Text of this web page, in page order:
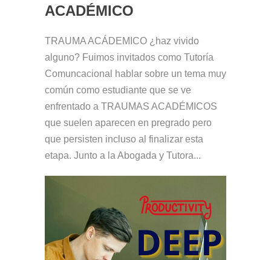
ACADÉMICO
TRAUMA ACÁDEMICO ¿haz vivido
alguno? Fuimos invitados como Tutoría
Comuncacional hablar sobre un tema muy
común como estudiante que se ve
enfrentado a TRAUMAS ACADÉMICOS
que suelen aparecen en pregrado pero
que persisten incluso al finalizar esta
etapa. Junto a la Abogada y Tutora...